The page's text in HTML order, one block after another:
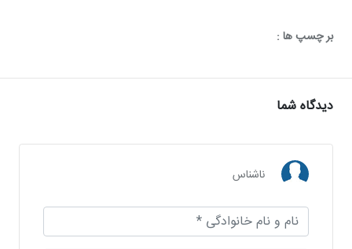
بر چسپ ها :
دیدگاه شما
ناشناس